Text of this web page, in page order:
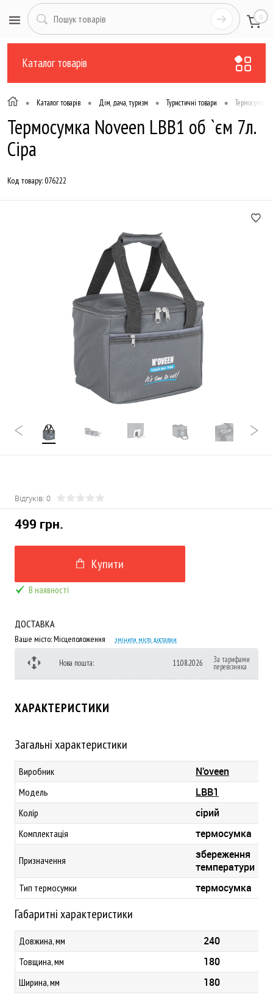
0
Каталог товарів
• Каталог товарів • Дім, дача, туризм • Туристичні товари • Термосумка
Термосумка Noveen LBB1 об `єм 7л.
Сіра
Код товару:076222
Відгуків: 0
499 грн.
Купити
В наявності
ДОСТАВКА
Ваше місто:Місцеположення змінити місто доставки
Нова пошта: 11.08.2026 За тарифами
перевізника
ХАРАКТЕРИСТИКИ
Загальні характеристики
Виробник N'oveen
Модель LBB1
Колір сірий
Комплектація термосумка
Призначення
збереження
температури
Тип термосумки термосумка
Габаритні характеристики
Довжина, мм 240
Товщина, мм 180
Ширина, мм 180